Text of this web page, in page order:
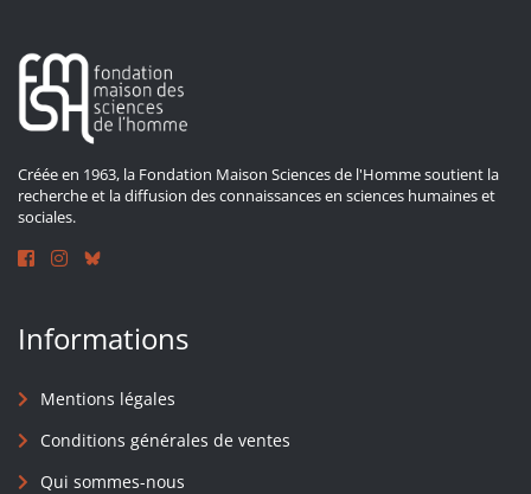
Créée en 1963, la Fondation Maison Sciences de l'Homme soutient la
recherche et la diffusion des connaissances en sciences humaines et
sociales.
Informations
Mentions légales
Conditions générales de ventes
Qui sommes-nous